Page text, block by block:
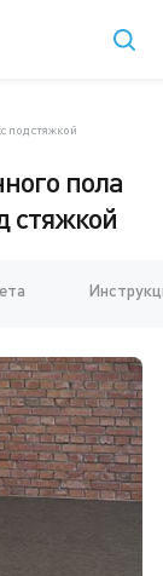
под стяжкой
пола
стяжкой